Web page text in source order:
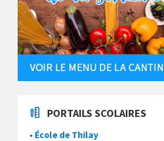
PORTAILS SCOLAIRES
• École de Thilay